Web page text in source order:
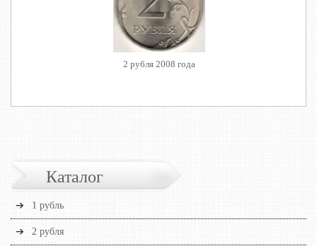
2 рубля 2008 года
Каталог
1 рубль
2 рубля